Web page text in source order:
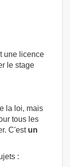
une licence
le stage
la loi, mais
tous les
C'estun
: